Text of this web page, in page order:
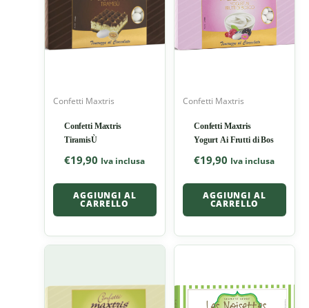
Confetti Maxtris
Confetti Maxtris
TiramisÙ
€19,90 Iva inclusa
AGGIUNGI AL
CARRELLO
Confetti Maxtris
Confetti Maxtris
Yogurt Ai Frutti di Bos
€19,90 Iva inclusa
AGGIUNGI AL
CARRELLO